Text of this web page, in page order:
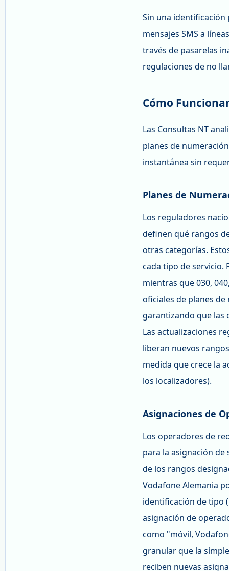
Sin una
mensajes SMS a
través de pasarelas
regulaciones de no
Cómo
Las Consultas NT
planes de
instantánea sin
Planes de
Los reguladores
definen qué rangos
otras categorías.
cada tipo de servicio.
mientras que 030,
oficiales de planes
garantizando que las
Las actualizaciones
liberan nuevos
medida que crece la
los localizadores).
Asignaciones de
Los operadores de
para la asignación
de los rangos
Vodafone Alemania
identificación de tipo
asignación de
como "móvil,
granular que la
reciben nuevas